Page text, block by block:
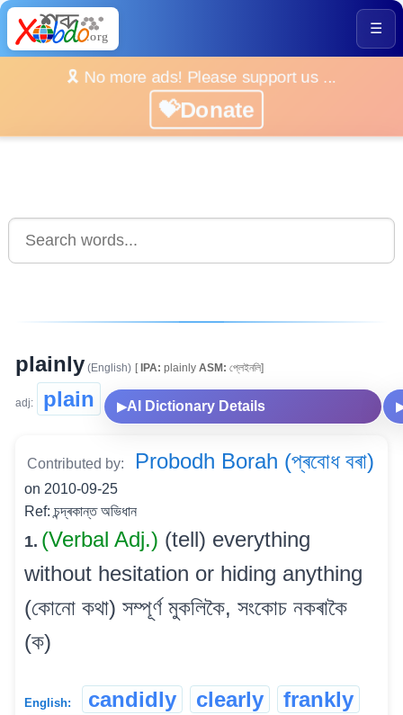
☰
🎗️ No more ads! Please support us ...
💝Donate
plainly (English) [IPA: plainly ASM: প্লেইনলি]
adj: plain ▶AI Dictionary Details
Contributed by: Probodh Borah (প্ৰবোধ বৰা)
on 2010-09-25
Ref: চন্দ্ৰকান্ত অভিধান
1. (Verbal Adj.) (tell) everything
without hesitation or hiding anything
(কোনো কথা) সম্পূৰ্ণ মুকলিকৈ, সংকোচ নকৰাকৈ
(ক)
English: candidly clearly
frankly